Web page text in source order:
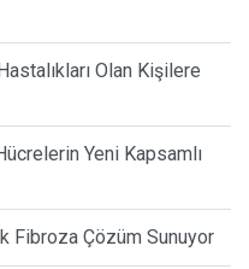
Olan Kişilere
Yeni Kapsamlı
Fibroza Çözüm Sunuyor